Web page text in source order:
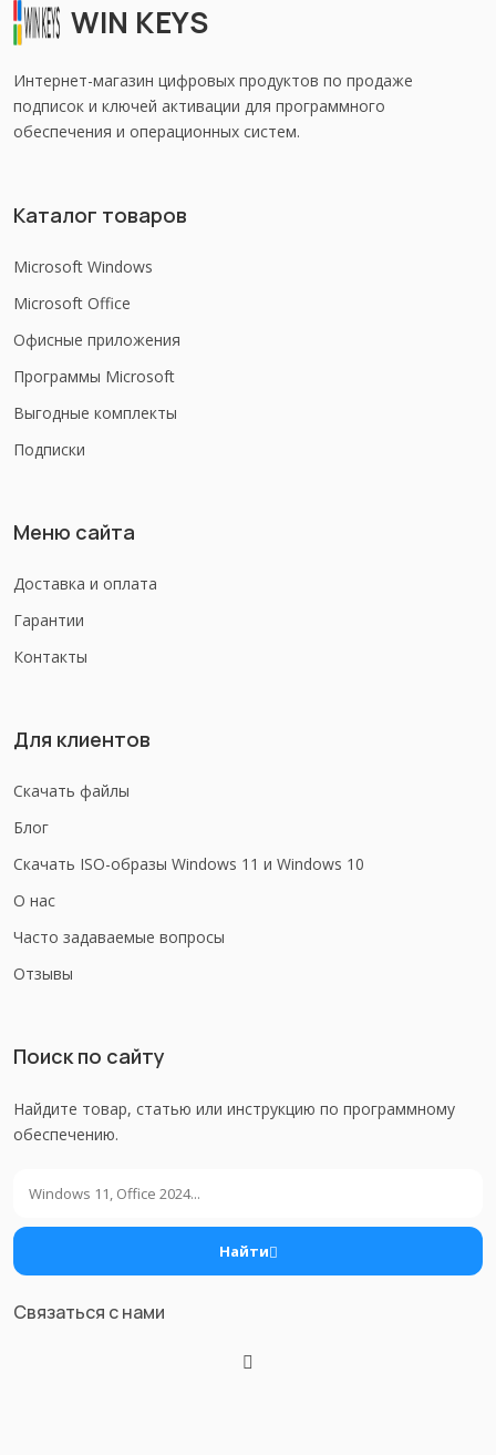
WIN KEYS
Интернет-магазин цифровых продуктов по продаже
подписок и ключей активации для программного
обеспечения и операционных систем.
Каталог товаров
Microsoft Windows
Microsoft Office
Офисные приложения
Программы Microsoft
Выгодные комплекты
Подписки
Меню сайта
Доставка и оплата
Гарантии
Контакты
Для клиентов
Скачать файлы
Блог
Скачать ISO-образы Windows 11 и Windows 10
О нас
Часто задаваемые вопросы
Отзывы
Поиск по сайту
Найдите товар, статью или инструкцию по программному
обеспечению.
Найти
Связаться с нами